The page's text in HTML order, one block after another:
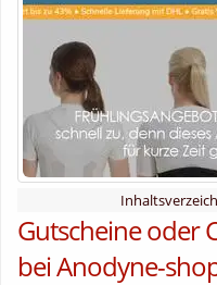
Gutscheine oder
bei Anodyne-